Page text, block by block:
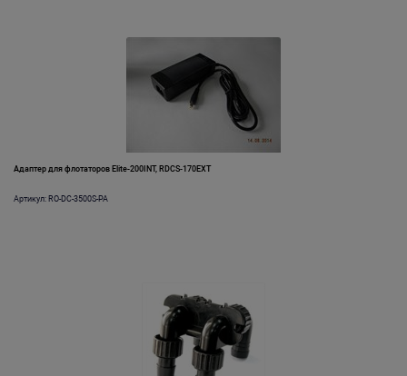
Адаптер для флотаторов Elite-200INT, RDCS-170EXT
Артикул: RO-DC-3500S-PA